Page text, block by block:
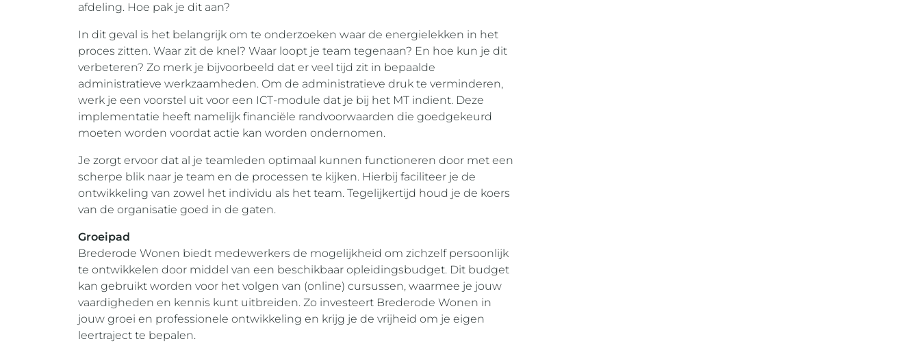
afdeling. Hoe pak je dit aan?
In dit geval is het belangrijk om te onderzoeken waar de energielekken in het
proces zitten. Waar zit de knel? Waar loopt je team tegenaan? En hoe kun je dit
verbeteren? Zo merk je bijvoorbeeld dat er veel tijd zit in bepaalde
administratieve werkzaamheden. Om de administratieve druk te verminderen,
werk je een voorstel uit voor een ICT-module dat je bij het MT indient. Deze
implementatie heeft namelijk financiële randvoorwaarden die goedgekeurd
moeten worden voordat actie kan worden ondernomen.
Je zorgt ervoor dat al je teamleden optimaal kunnen functioneren door met een
scherpe blik naar je team en de processen te kijken. Hierbij faciliteer je de
ontwikkeling van zowel het individu als het team. Tegelijkertijd houd je de koers
van de organisatie goed in de gaten.
Groeipad
Brederode Wonen biedt medewerkers de mogelijkheid om zichzelf persoonlijk
te ontwikkelen door middel van een beschikbaar opleidingsbudget. Dit budget
kan gebruikt worden voor het volgen van (online) cursussen, waarmee je jouw
vaardigheden en kennis kunt uitbreiden. Zo investeert Brederode Wonen in
jouw groei en professionele ontwikkeling en krijg je de vrijheid om je eigen
leertraject te bepalen.